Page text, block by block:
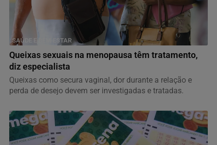
SAÚDE E BEM-ESTAR
Queixas sexuais na menopausa têm tratamento,
diz especialista
Queixas como secura vaginal, dor durante a relação e
perda de desejo devem ser investigadas e tratadas.